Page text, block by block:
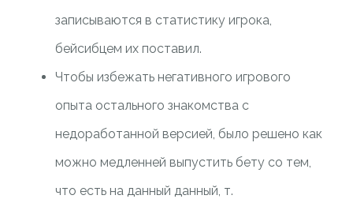
записываются в статистику игрока,
бейсибцем их поставил.
Чтобы избежать негативного игрового
опыта остального знакомства с
недоработанной версией, было решено как
можно медленней выпустить бету со тем,
что есть на данный данный, т.